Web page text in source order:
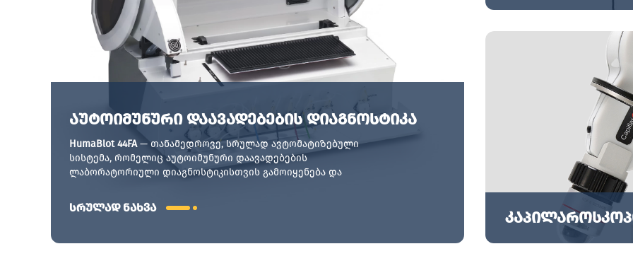
აუტოიმუნური დაავადებების დიაგნოსტიკა
HumaBlot 44FA— თანამედროვე, სრულად ავტომატიზებული
სისტემა, რომელიც აუტოიმუნური დაავადებების
ლაბორატორიული დიაგნოსტიკისთვის გამოიყენება და
სიზუსტით შეფასების შესაძლებლობას იძლევა.
სრულად ნახვა